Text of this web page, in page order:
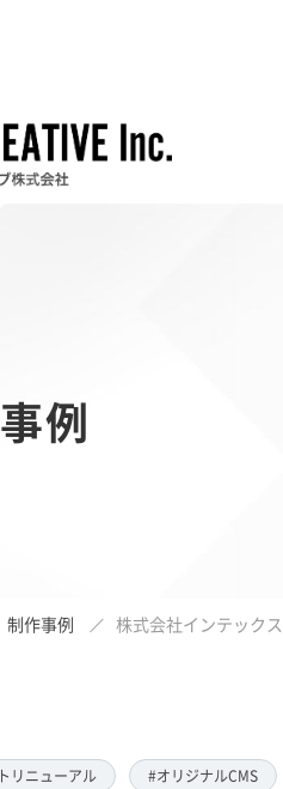
例
制作事例 株式会社インテック
リニューアル #オリジナルCMS